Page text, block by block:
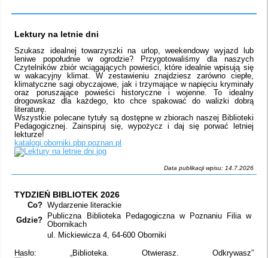
Lektury na letnie dni
Szukasz idealnej towarzyszki na urlop, weekendowy wyjazd lub
leniwe popołudnie w ogrodzie? Przygotowaliśmy dla naszych
Czytelników zbiór wciągających powieści, które idealnie wpisują się
w wakacyjny klimat. W zestawieniu znajdziesz zarówno ciepłe,
klimatyczne sagi obyczajowe, jak i trzymające w napięciu kryminały
oraz poruszające powieści historyczne i wojenne. To idealny
drogowskaz dla każdego, kto chce spakować do walizki dobrą
literaturę.
Wszystkie polecane tytuły są dostępne w zbiorach naszej Biblioteki
Pedagogicznej. Zainspiruj się, wypożycz i daj się porwać letniej
lekturze!
katalogi.oborniki.pbp.poznan.pl
Data publikacji wpisu: 14.7.2026
TYDZIEŃ BIBLIOTEK 2026
Co? Wydarzenie literackie
Gdzie?
Publiczna Biblioteka Pedagogiczna w Poznaniu Filia w
Obornikach
ul. Mickiewicza 4, 64-600 Oborniki
Hasło: „Biblioteka. Otwierasz. Odkrywasz”